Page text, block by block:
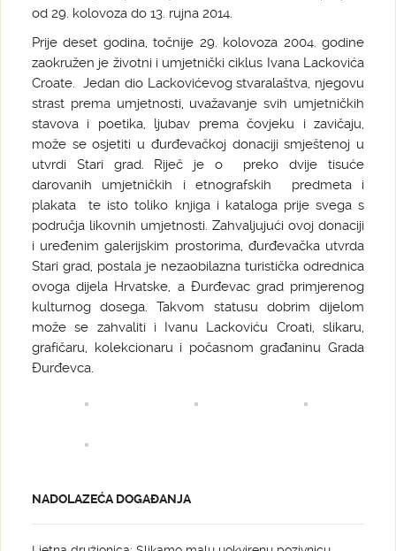
od 29. kolovoza do 13. rujna 2014.
Prije deset godina, točnije 29. kolovoza 2004. godine
zaokružen je životni i umjetnički ciklus Ivana Lackovića
Croate. Jedan dio Lackovićevog stvaralaštva, njegovu
strast prema umjetnosti, uvažavanje svih umjetničkih
stavova i poetika, ljubav prema čovjeku i zavičaju,
može se osjetiti u đurđevačkoj donaciji smještenoj u
utvrdi Stari grad. Riječ je o preko dvije tisuće
darovanih umjetničkih i etnografskih predmeta i
plakata te isto toliko knjiga i kataloga prije svega s
područja likovnih umjetnosti. Zahvaljujući ovoj donaciji
i uređenim galerijskim prostorima, đurđevačka utvrda
Stari grad, postala je nezaobilazna turistička odrednica
ovoga dijela Hrvatske, a Đurđevac grad primjerenog
kulturnog dosega. Takvom statusu dobrim dijelom
može se zahvaliti i Ivanu Lackoviću Croati, slikaru,
grafičaru, kolekcionaru i počasnom građaninu Grada
Đurđevca.
NADOLAZEĆA DOGAĐANJA